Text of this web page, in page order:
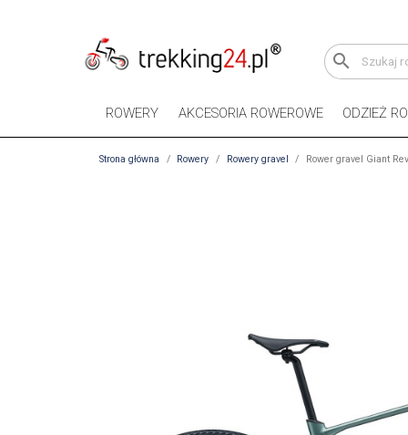
search
ROWERY AKCESORIA ROWEROWE ODZIEŻ
Strona główna Rowery Rowery gravel Rower gravel Giant